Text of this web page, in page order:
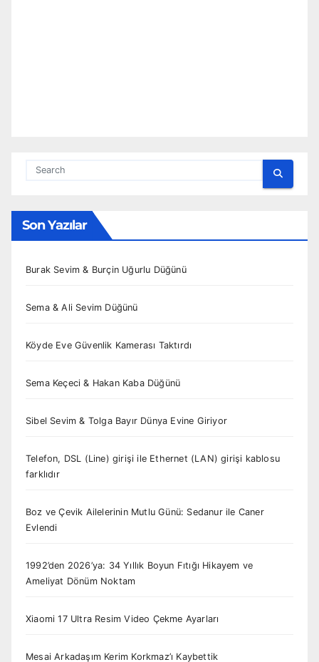
Son Yazılar
Burak Sevim & Burçin Uğurlu Düğünü
Sema & Ali Sevim Düğünü
Köyde Eve Güvenlik Kamerası Taktırdı
Sema Keçeci & Hakan Kaba Düğünü
Sibel Sevim & Tolga Bayır Dünya Evine Giriyor
Telefon, DSL (Line) girişi ile Ethernet (LAN) girişi kablosu
farklıdır
Boz ve Çevik Ailelerinin Mutlu Günü: Sedanur ile Caner
Evlendi
1992’den 2026’ya: 34 Yıllık Boyun Fıtığı Hikayem ve
Ameliyat Dönüm Noktam
Xiaomi 17 Ultra Resim Video Çekme Ayarları
Mesai Arkadaşım Kerim Korkmaz’ı Kaybettik